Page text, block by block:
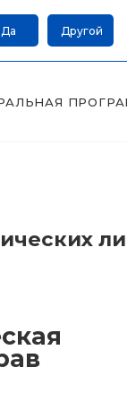
Да Другой